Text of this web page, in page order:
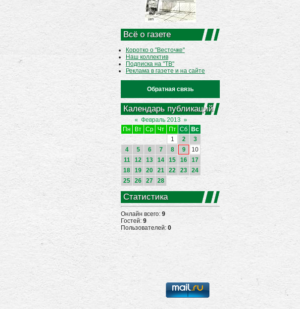
Всё о газете
Коротко о "Весточке"
Наш коллектив
Подписка на "ТВ"
Реклама в газете и на сайте
Обратная связь
Календарь публикаций
« Февраль 2013 »
Пн
Вт Ср Чт Пт Сб
Вс
1
2
3
4
5 6 7 8 9
10
11
12 13 14 15 16
17
18
19 20 21 22 23
24
25
26 27 28
Статистика
Онлайн всего: 9
Гостей: 9
Пользователей: 0